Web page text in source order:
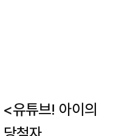
유튜브! 아이의